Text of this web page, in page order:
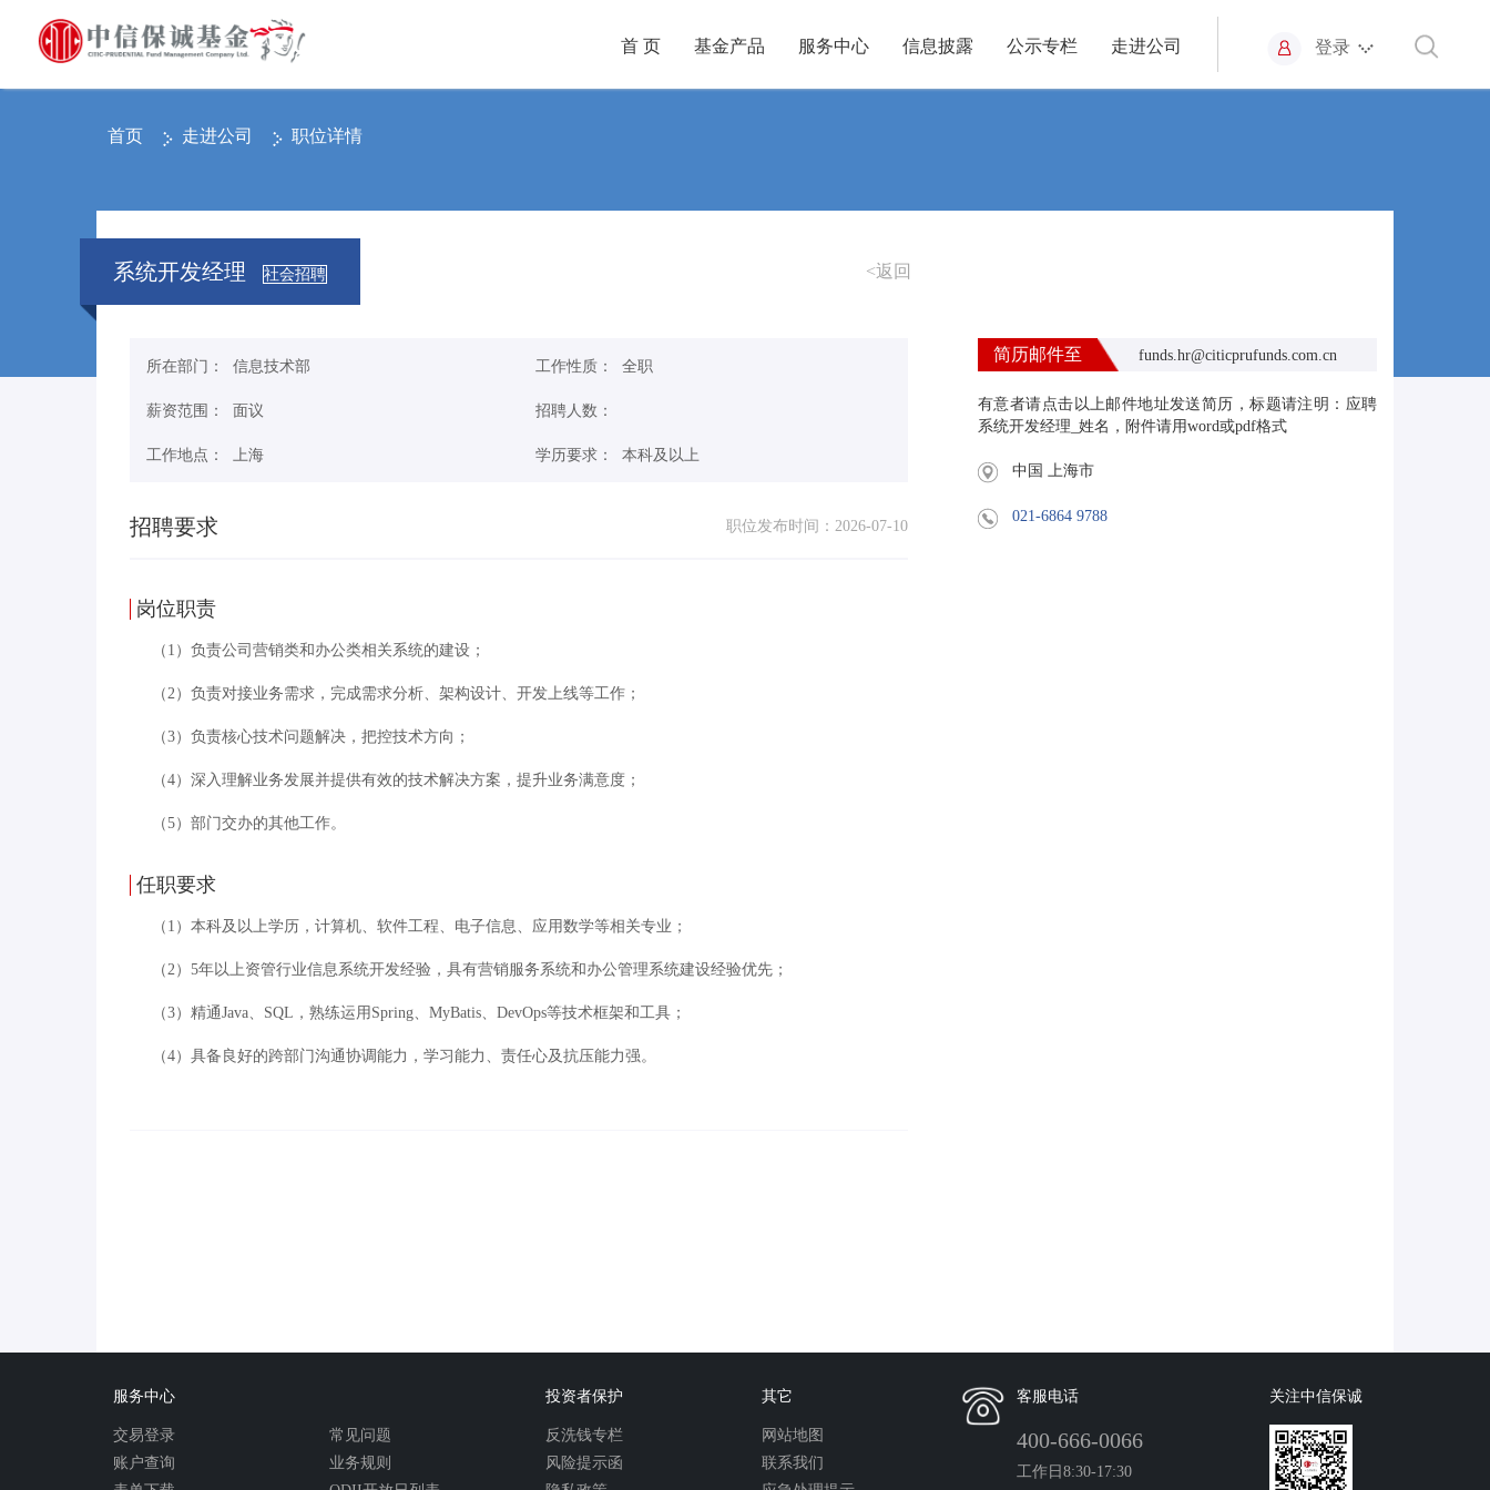
首 页 基金产品 服务中心 信息披露 公示专栏 走进公司 登录
首页 走进公司 职位详情
系统开发经理 社会招聘 <返回
所在部门： 信息技术部
薪资范围： 面议
工作地点： 上海
工作性质： 全职
招聘人数：
学历要求： 本科及以上
招聘要求 职位发布时间：2026-07-10
岗位职责
（1）负责公司营销类和办公类相关系统的建设；
（2）负责对接业务需求，完成需求分析、架构设计、开发上线等工作；
（3）负责核心技术问题解决，把控技术方向；
（4）深入理解业务发展并提供有效的技术解决方案，提升业务满意度；
（5）部门交办的其他工作。
任职要求
（1）本科及以上学历，计算机、软件工程、电子信息、应用数学等相关专业；
（2）5年以上资管行业信息系统开发经验，具有营销服务系统和办公管理系统建设经验优先；
（3）精通Java、SQL，熟练运用Spring、MyBatis、DevOps等技术框架和工具；
（4）具备良好的跨部门沟通协调能力，学习能力、责任心及抗压能力强。
简历邮件至 funds.hr@citicprufunds.com.cn
有意者请点击以上邮件地址发送简历，标题请注明：应聘
系统开发经理_姓名，附件请用word或pdf格式
中国 上海市
021-6864 9788
服务中心
交易登录
账户查询
常见问题
业务规则
投资者保护
反洗钱专栏
风险提示函
其它
网站地图
联系我们
客服电话
400-666-0066
工作日8:30-17:30
关注中信保诚